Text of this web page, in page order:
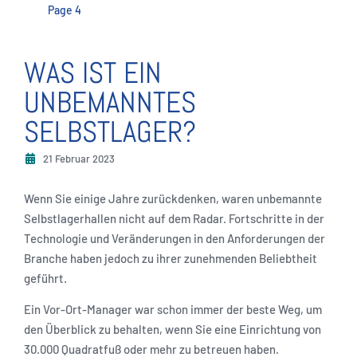
Page 4
WAS IST EIN
UNBEMANNTES
SELBSTLAGER?
21 Februar 2023
Wenn Sie einige Jahre zurückdenken, waren unbemannte
Selbstlagerhallen nicht auf dem Radar. Fortschritte in der
Technologie und Veränderungen in den Anforderungen der
Branche haben jedoch zu ihrer zunehmenden Beliebtheit
geführt.
Ein Vor-Ort-Manager war schon immer der beste Weg, um
den Überblick zu behalten, wenn Sie eine Einrichtung von
30.000 Quadratfuß oder mehr zu betreuen haben.